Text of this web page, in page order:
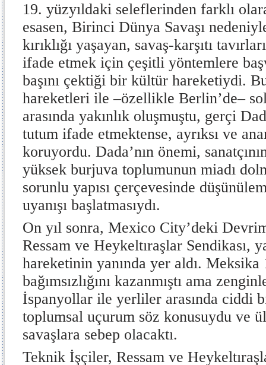
19. yüzyıldaki seleflerinden farklı
esasen, Birinci Dünya Savaşı
kırıklığı yaşayan, savaş-karşıtı
ifade etmek için çeşitli yöntemlere
başını çektiği bir kültür hareketiydi.
hareketleri ile –özellikle Berlin’de–
arasında yakınlık oluşmuştu, gerçi
tutum ifade etmektense, ayrıksı ve
koruyordu. Dada’nın önemi,
yüksek burjuva toplumunun miadı
sorunlu yapısı çerçevesinde
uyanışı başlatmasıydı.
On yıl sonra, Mexico City’deki
Ressam ve Heykeltıraşlar Sendikası,
hareketinin yanında yer aldı. Meksika
bağımsızlığını kazanmıştı ama
İspanyollar ile yerliler arasında ciddi
toplumsal uçurum söz konusuydu ve
savaşlara sebep olacaktı.
Teknik İşçiler, Ressam ve